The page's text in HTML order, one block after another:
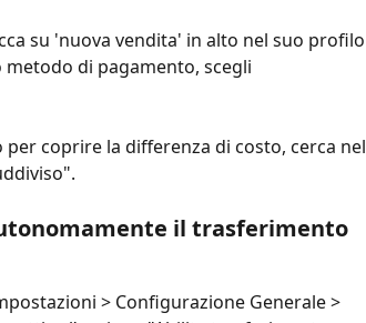
su 'nuova vendita' in alto nel suo profilo
di pagamento, scegli
coprire la differenza di costo, cerca nel
il trasferimento
> Configurazione Generale >